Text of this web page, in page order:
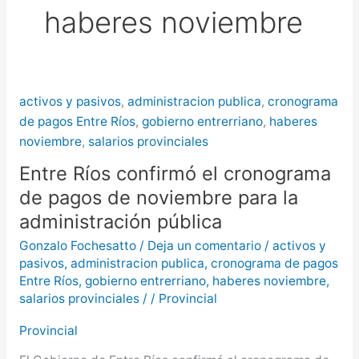
más de $580 millones
puntos de Concordia
haberes noviembre
activos y pasivos, administracion publica, cronograma
de pagos Entre Ríos, gobierno entrerriano, haberes
noviembre, salarios provinciales
Entre Ríos confirmó el cronograma
de pagos de noviembre para la
administración pública
Gonzalo Fochesatto / Deja un comentario / activos y
pasivos, administracion publica, cronograma de pagos
Entre Ríos, gobierno entrerriano, haberes noviembre,
salarios provinciales/ / Provincial
Provincial